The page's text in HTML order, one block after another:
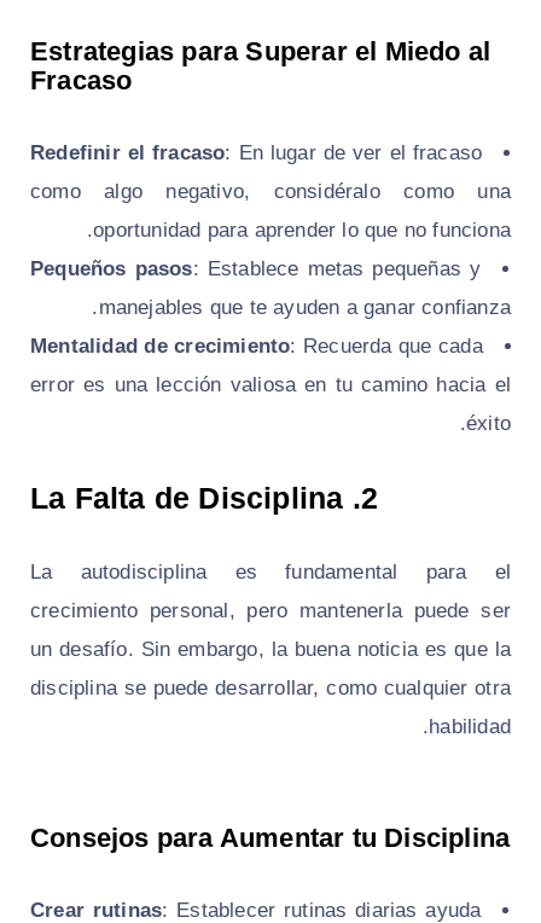
Estrategias para Superar el Miedo al
Fracaso
Redefinir el fracaso: En lugar de ver el fracaso
como algo negativo, considéralo como una
oportunidad para aprender lo que no funciona.
Pequeños pasos: Establece metas pequeñas y
manejables que te ayuden a ganar confianza.
Mentalidad de crecimiento: Recuerda que cada
error es una lección valiosa en tu camino hacia el
éxito.
2. La Falta de Disciplina
La autodisciplina es fundamental para el
crecimiento personal, pero mantenerla puede ser
un desafío. Sin embargo, la buena noticia es que la
disciplina se puede desarrollar, como cualquier otra
habilidad.
Consejos para Aumentar tu Disciplina
Crear rutinas: Establecer rutinas diarias ayuda